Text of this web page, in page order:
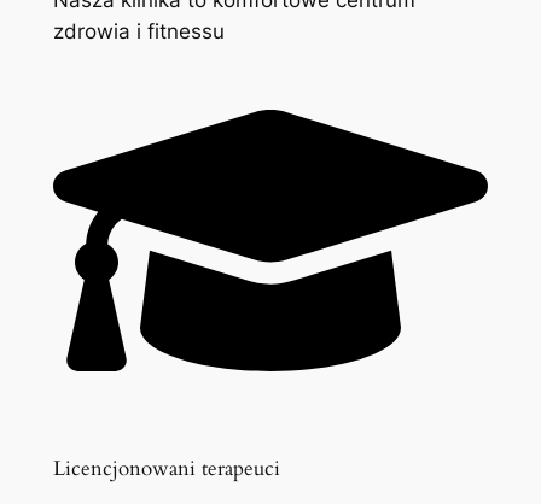
zdrowia i fitnessu
Licencjonowani terapeuci